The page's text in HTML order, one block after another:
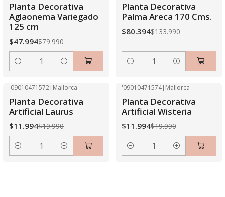
Planta Decorativa
Aglaonema Variegado
125 cm
$47.994$79.990
Cantidad
Planta Decorativa
Palma Areca 170 Cms.
$80.394$133.990
Cantidad
'09010471572| Mallorca
Planta Decorativa
Artificial Laurus
$11.994$19.990
Cantidad
'09010471574| Mallorca
Planta Decorativa
Artificial Wisteria
$11.994$19.990
Cantidad